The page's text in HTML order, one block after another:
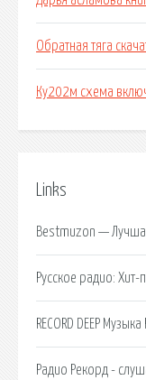
Обратная тяга
Ку202м схема
Links
Bestmuzon —
Русское радио:
RECORD DEEP
Радио Рекорд -